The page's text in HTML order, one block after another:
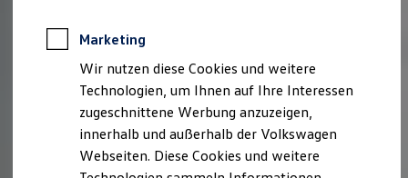
Rekuperation
Laden unterwegs
Laden Zuhause
Ladestationen finden
Ladezeitensimulator
Batterie
Sicherheit
Marketing
Wir nutzen diese Cookies und weitere
Technologien, um Ihnen auf Ihre Interessen
zugeschnittene Werbung anzuzeigen,
innerhalb und außerhalb der Volkswagen
Webseiten. Diese Cookies und weitere